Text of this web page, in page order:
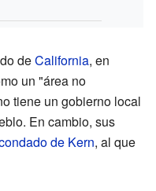
deCalifornia, en
un "área no
tiene un gobierno local
En cambio, sus
de Kern, al que